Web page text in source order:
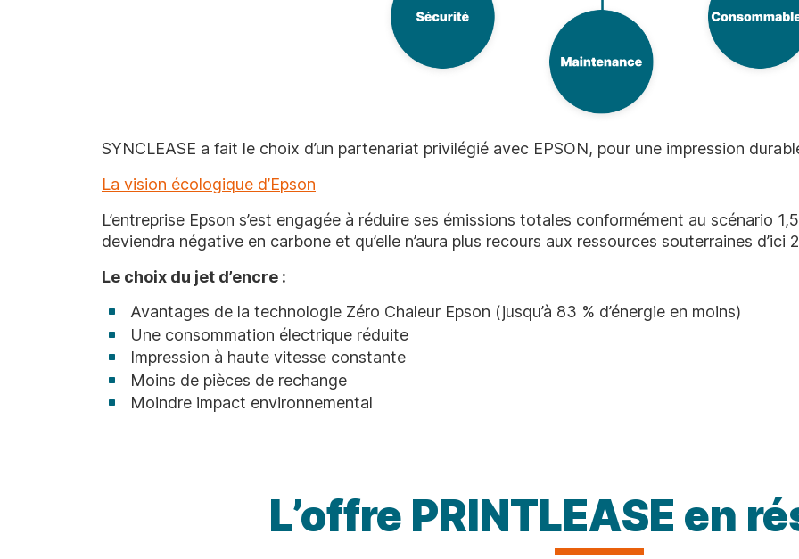
SYNCLEASE a fait le choix d’un partenariat privilégié avec EPSON, pour une impression
La vision écologique d’Epson
L’entreprise Epson s’est engagée à réduire ses émissions totales conformément au scénario
deviendra négative en carbone et qu’elle n’aura plus recours aux ressources souterraines d’ici
Le choix du jet d’encre :
Avantages de la technologie Zéro Chaleur Epson (jusqu’à 83 % d’énergie en moins)
Une consommation électrique réduite
Impression à haute vitesse constante
Moins de pièces de rechange
Moindre impact environnemental
L’offre PRINTLEASE en